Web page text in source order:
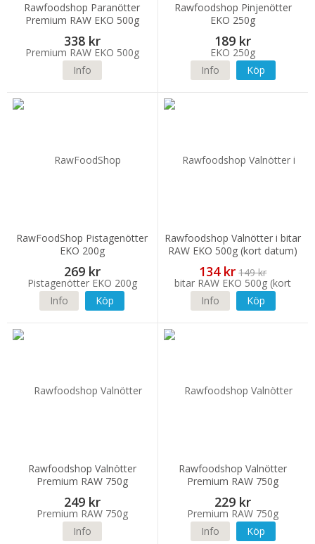
Rawfoodshop Paranötter
Premium RAW EKO 500g
338 kr
Info
Rawfoodshop Pinjenötter
EKO 250g
189 kr
Info Köp
RawFoodShop Pistagenötter
EKO 200g
269 kr
Info Köp
Rawfoodshop Valnötter i bitar
RAW EKO 500g (kort datum)
134 kr 149 kr
Info Köp
Rawfoodshop Valnötter
Premium RAW 750g
249 kr
Info
Rawfoodshop Valnötter
Premium RAW 750g
229 kr
Info Köp